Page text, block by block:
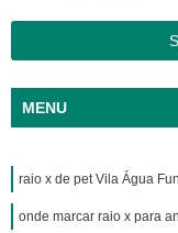
MENU
raio x de pet Vila Água
onde marcar raio x para